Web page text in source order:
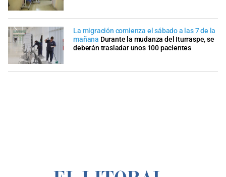
La migración comienza el sábado a las 7 de la
mañana Durante la mudanza del Iturraspe, se
deberán trasladar unos 100 pacientes